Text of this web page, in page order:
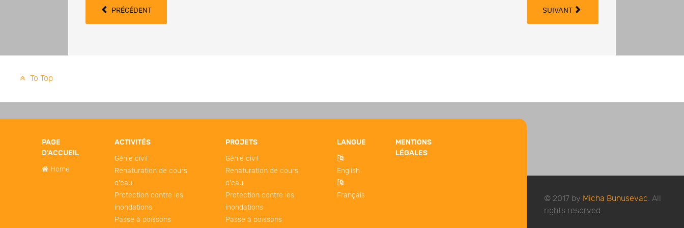
PRÉCÉDENT SUIVANT
To Top
PAGE
D'ACCUEIL
Home
ACTIVITÉS
Génie civil
Renaturation de cours
d'eau
Protection contre les
inondations
Passe à poissons
PROJETS
Génie civil
Renaturation de cours
d'eau
Protection contre les
inondations
Passe à poissons
LANGUE
English
Français
MENTIONS
LÉGALES
© 2017 by Micha Bunusevac. All
rights reserved.